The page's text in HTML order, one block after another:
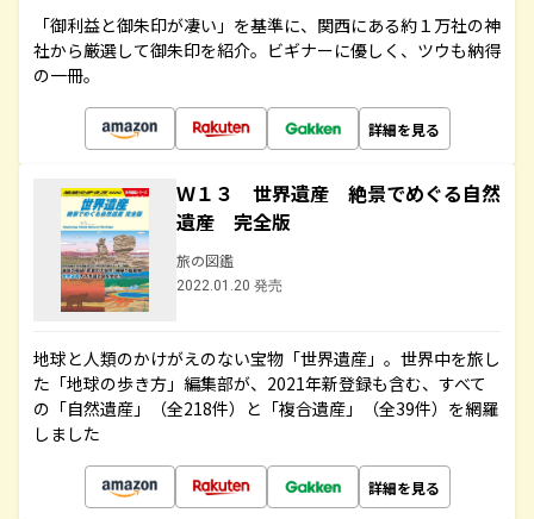
「御利益と御朱印が凄い」を基準に、関西にある約１万社の神
社から厳選して御朱印を紹介。ビギナーに優しく、ツウも納得
の一冊。
詳細を見る
Ｗ１３ 世界遺産 絶景でめぐる自然
遺産 完全版
旅の図鑑
2022.01.20 発売
地球と人類のかけがえのない宝物「世界遺産」。世界中を旅し
た「地球の歩き方」編集部が、2021年新登録も含む、すべて
の「自然遺産」（全218件）と「複合遺産」（全39件）を網羅
しました
詳細を見る